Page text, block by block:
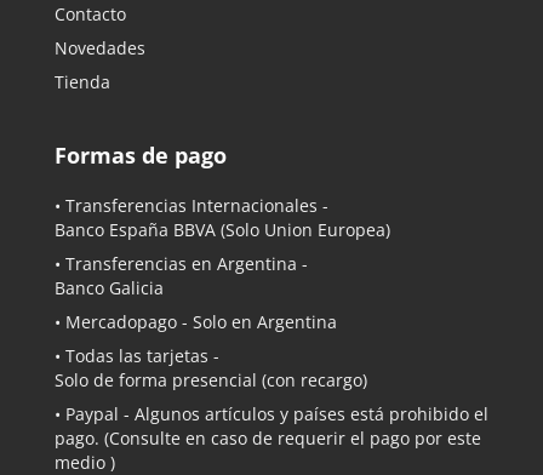
Contacto
Novedades
Tienda
Formas de pago
• Transferencias Internacionales -
Banco España BBVA (Solo Union Europea)
• Transferencias en Argentina -
Banco Galicia
• Mercadopago - Solo en Argentina
• Todas las tarjetas -
Solo de forma presencial (con recargo)
• Paypal - Algunos artículos y países está prohibido el
pago. (Consulte en caso de requerir el pago por este
medio )